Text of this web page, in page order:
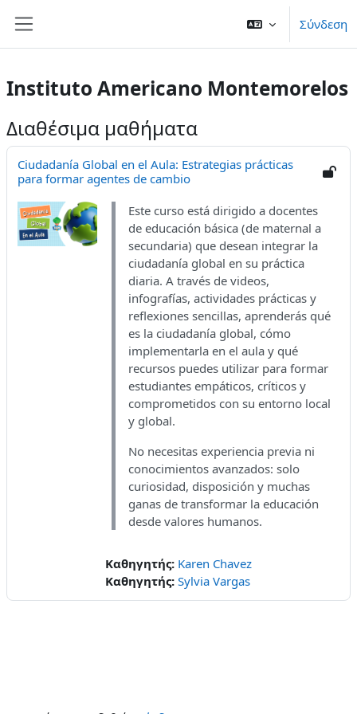
Σύνδεση
Instituto Americano Montemorelos
Διαθέσιμα μαθήματα
Ciudadanía Global en el Aula: Estrategias prácticas
para formar agentes de cambio
Este curso está dirigido a docentes
de educación básica (de maternal a
secundaria) que desean integrar la
ciudadanía global en su práctica
diaria. A través de videos,
infografías, actividades prácticas y
reflexiones sencillas, aprenderás qué
es la ciudadanía global, cómo
implementarla en el aula y qué
recursos puedes utilizar para formar
estudiantes empáticos, críticos y
comprometidos con su entorno local
y global.
No necesitas experiencia previa ni
conocimientos avanzados: solo
curiosidad, disposición y muchas
ganas de transformar la educación
desde valores humanos.
Καθηγητής: Karen Chavez
Καθηγητής: Sylvia Vargas